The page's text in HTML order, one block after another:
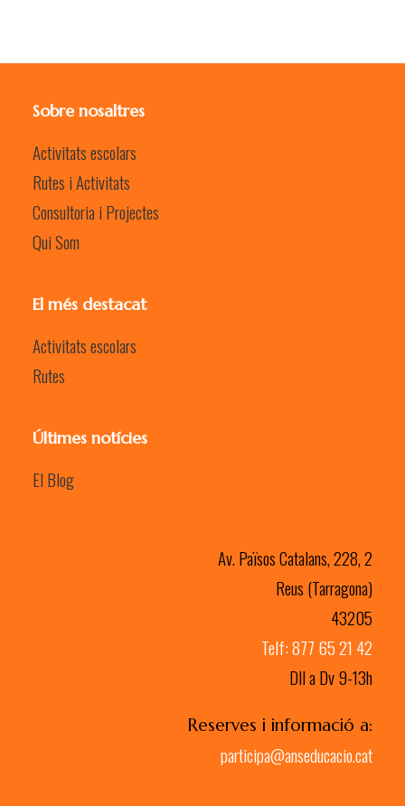
Sobre nosaltres
Activitats escolars
Rutes i Activitats
Consultoria i Projectes
Qui Som
El més destacat
Activitats escolars
Rutes
Últimes notícies
El Blog
Av. Països Catalans, 228, 2
Reus (Tarragona)
43205
Telf: 877 65 21 42
Dll a Dv 9-13h
Reserves i informació a:
participa@anseducacio.cat